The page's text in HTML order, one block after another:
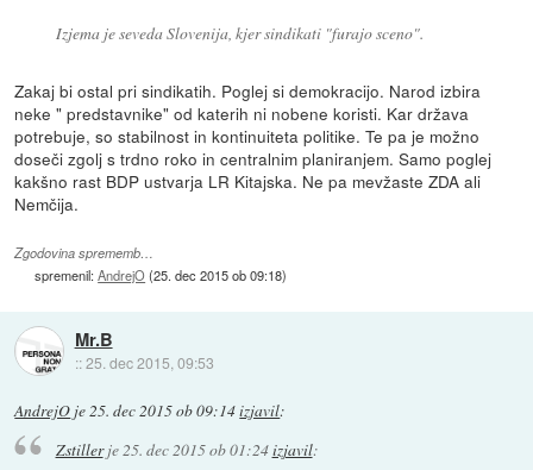
Izjema je seveda Slovenija, kjer sindikati "furajo sceno".
Zakaj bi ostal pri sindikatih. Poglej si demokracijo. Narod izbira
neke " predstavnike" od katerih ni nobene koristi. Kar država
potrebuje, so stabilnost in kontinuiteta politike. Te pa je možno
doseči zgolj s trdno roko in centralnim planiranjem. Samo poglej
kakšno rast BDP ustvarja LR Kitajska. Ne pa mevžaste ZDA ali
Nemčija.
Zgodovina sprememb…
spremenil:AndrejO(25. dec 2015 ob 09:18)
Mr.B
::25. dec 2015, 09:53
AndrejO je25. dec 2015 ob 09:14izjavil:
Zstillerje25. dec 2015 ob 01:24izjavil: